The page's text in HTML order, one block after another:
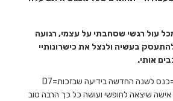
עול רגשי שסחבתי על עצמי, רגועה
בעשיה ולנצל את כישרונותיי
אותי.
את בהחלט יכו ל94 לה=כנס לשנה החדשה בידיעה שבזכות=D7
שיצאה לחופשי ועושה כל כך הרבה טוב